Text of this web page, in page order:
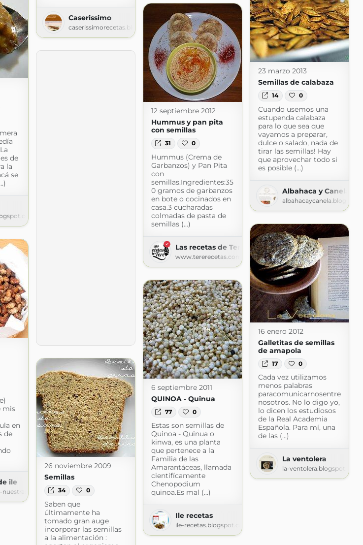
Caserissimo
caserissimorecetas.blogspot.com
23 marzo 2013
Semillas de calabaza
14 0
Cuando usemos una
estupenda calabaza
para lo que sea que
vayamos a preparar,
dulce o salado, nada de
tirar las semillas! Hay
que aprovechar todo si
es posible (...)
Albahaca y Canela
de
la
se
12 septiembre 2012
Hummus y pan pita
con semillas
31 0
Hummus (Crema de
Garbanzos) y Pan Pita
con
semillas.Ingredientes:35
0 gramos de garbanzos
en bote o cocinados en
casa.3 cucharadas
colmadas de pasta de
semillas (...)
Las recetas de Tere
www.tererecetas.com
16 enero 2012
Galletitas de semillas
de amapola
17 0
Cada vez utilizamos
menos palabras
paracomunicarnosentre
nosotros. No lo digo yo,
lo dicen los estudiosos
de la Real Academia
Española. Para mí, una
de las (...)
La ventolera
la-ventolera.blogspot.com
mis
en
de
ile
nuestrasrecetas.blogspot.com
6 septiembre 2011
QUINOA - Quinua
77 0
Estas son semillas de
Quinoa - Quinua o
kinwa, es una planta
que pertenece a la
Familia de las
Amarantáceas, llamada
cientifícamente
Chenopodium
quinoa.Es mal (...)
Ile recetas
ile-recetas.blogspot.com
26 noviembre 2009
Semillas
34 0
Saben que
últimamente ha
tomado gran auge
incorporar las semillas
a la alimentación :